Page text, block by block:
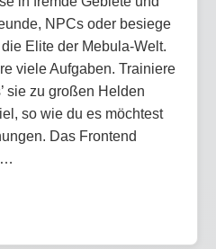
NPCs oder besiege
Elite der Mebula-Welt.
viele Aufgaben. Trainiere
sie zu großen Helden
so wie du es möchtest
Das Frontend